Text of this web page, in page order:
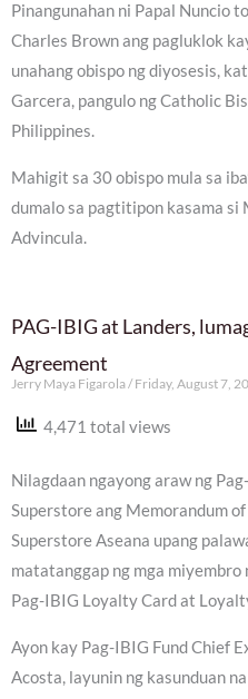
Pinangunahan ni Papal Nuncio
Charles Brown ang pagluklok
unahang obispo ng diyosesis,
Garcera, pangulo ng Catholic
Philippines.
Mahigit sa 30 obispo mula sa
dumalo sa pagtitipon kasama si
Advincula.
PAG-IBIG at Landers,
Agreement
Jerry Maya Figarola Friday, August 7,
4,471 total views
Nilagdaan ngayong araw ng
Superstore ang Memorandum
Superstore Aseana upang
matatanggap ng mga miyembro
Pag-IBIG Loyalty Card at
Ayon kay Pag-IBIG Fund Chief
Acosta, layunin ng kasunduan